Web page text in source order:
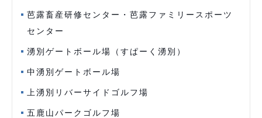
芭露畜産研修センター・芭露ファミリースポーツ
センター
湧別ゲートボール場（すぱーく湧別）
中湧別ゲートボール場
上湧別リバーサイドゴルフ場
五鹿山パークゴルフ場